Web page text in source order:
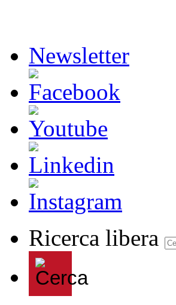
Newsletter
Ricerca libera